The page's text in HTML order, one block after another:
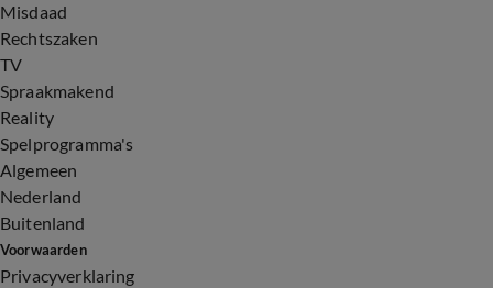
Misdaad
Rechtszaken
TV
Spraakmakend
Reality
Spelprogramma's
Algemeen
Nederland
Buitenland
Voorwaarden
Privacyverklaring